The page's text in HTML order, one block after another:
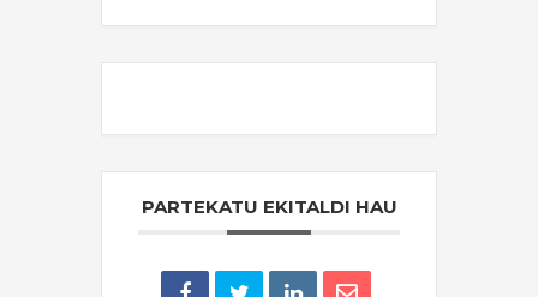
PARTEKATU EKITALDI HAU